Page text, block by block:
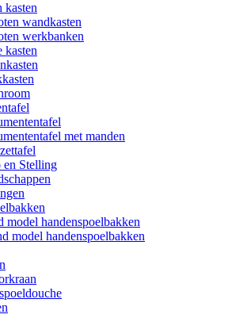
kasten
wandkasten
werkbanken
kasten
met manden
en Stelling
model handenspoelbakken
model handenspoelbakken